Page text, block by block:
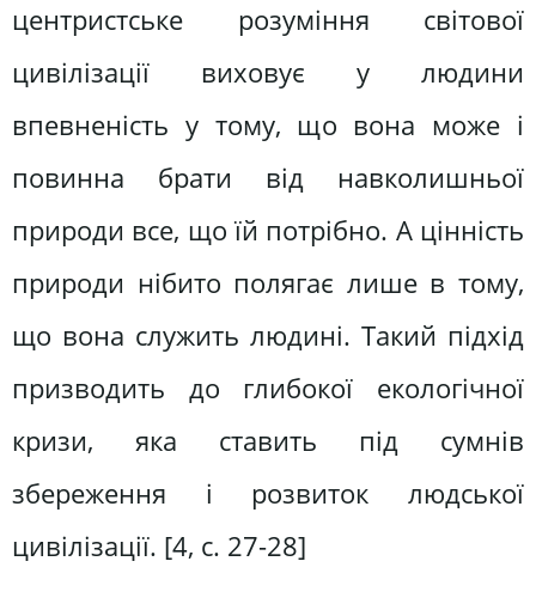
центристське розуміння світової
цивілізації виховує у людини
впевненість у тому, що вона може і
повинна брати від навколишньої
природи все, що їй потрібно. А цінність
природи нібито полягає лише в тому,
що вона служить людині. Такий підхід
призводить до глибокої екологічної
кризи, яка ставить під сумнів
збереження і розвиток людської
цивілізації. [4, c. 27-28]